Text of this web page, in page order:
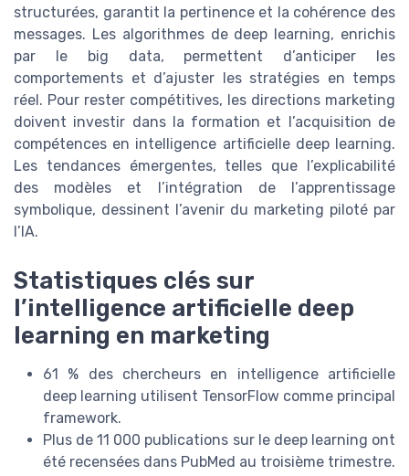
structurées, garantit la pertinence et la cohérence des
messages. Les algorithmes de deep learning, enrichis
par le big data, permettent d’anticiper les
comportements et d’ajuster les stratégies en temps
réel. Pour rester compétitives, les directions marketing
doivent investir dans la formation et l’acquisition de
compétences en intelligence artificielle deep learning.
Les tendances émergentes, telles que l’explicabilité
des modèles et l’intégration de l’apprentissage
symbolique, dessinent l’avenir du marketing piloté par
l’IA.
Statistiques clés sur
l’intelligence artificielle deep
learning en marketing
61 % des chercheurs en intelligence artificielle
deep learning utilisent TensorFlow comme principal
framework.
Plus de 11 000 publications sur le deep learning ont
été recensées dans PubMed au troisième trimestre.